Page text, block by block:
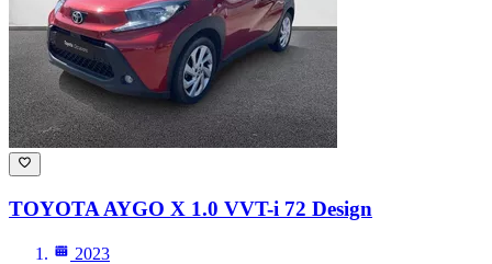
TOYOTA AYGO X 1.0 VVT-i 72 Design
2023